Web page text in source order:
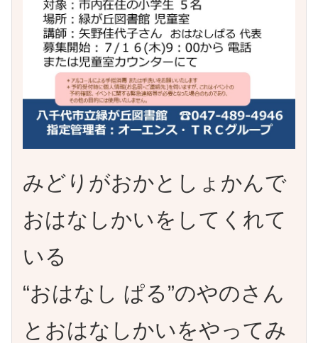
みどりがおかとしょかんで
おはなしかいをしてくれて
いる
“おはなし ぱる”のやのさん
とおはなしかいをやってみ